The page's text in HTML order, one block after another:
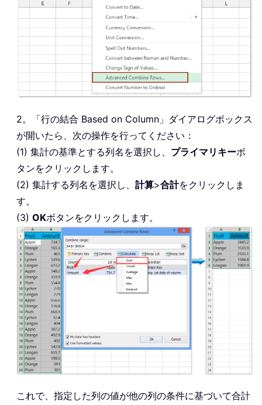
2。「行の結合 Based on Column」ダイアログボックス
が開いたら、次の操作を行ってください：
(1) 集計の基準とする列名を選択し、 プライマリキーボ
タンをクリックします。
(2) 集計する列名を選択し、 計算>合計をクリックしま
す。
(3) OKボタンをクリックします。
これで、指定した列の値が他の列の条件に基づいて合計